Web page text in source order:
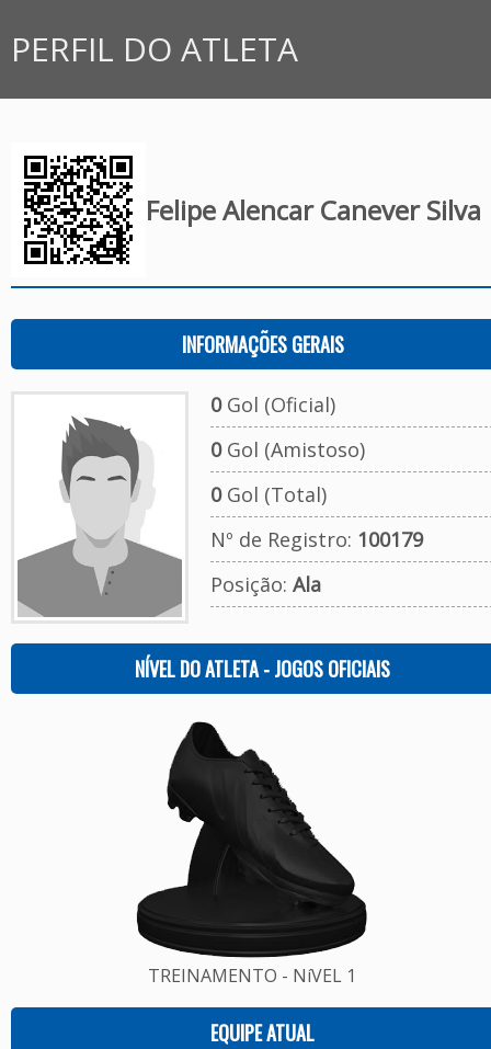
PERFIL DO ATLETA
Felipe Alencar Canever Silva
INFORMAÇÕES GERAIS
0Gol (Oficial)
0Gol (Amistoso)
0Gol (Total)
Nº de Registro: 100179
Posição: Ala
NÍVEL DO ATLETA - JOGOS OFICIAIS
TREINAMENTO - NíVEL 1
EQUIPE ATUAL